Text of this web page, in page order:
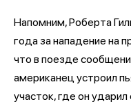
Напомним, Роберта
года за нападение на
что в поезде
американец устроил
участок, где он